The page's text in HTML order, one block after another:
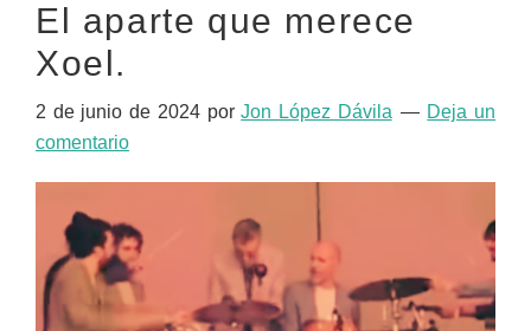
El aparte que merece
Xoel.
2 de junio de 2024porJon López Dávila
Deja un
comentario